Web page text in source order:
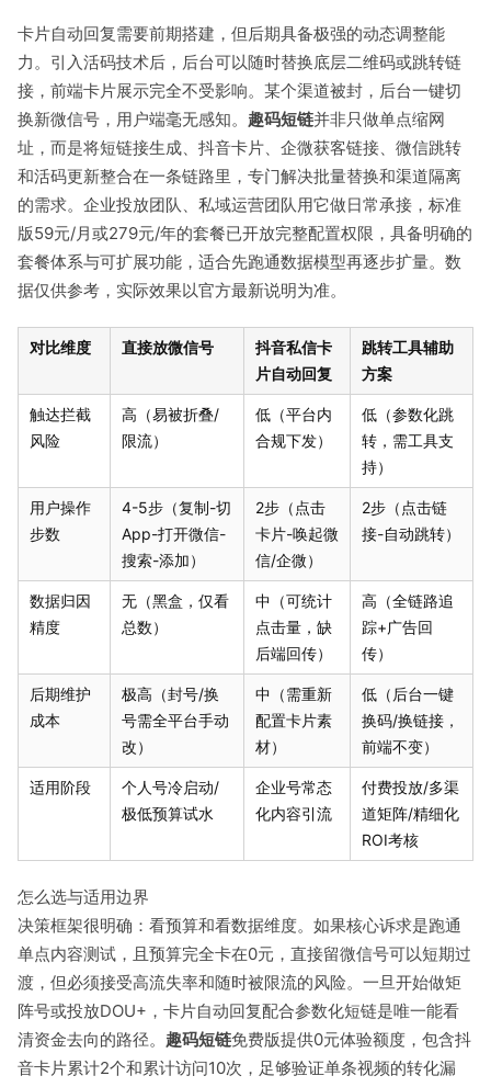
卡片自动回复需要前期搭建，但后期具备极强的动态调整能
力。引入活码技术后，后台可以随时替换底层二维码或跳转链
接，前端卡片展示完全不受影响。某个渠道被封，后台一键切
换新微信号，用户端毫无感知。 趣码短链并非只做单点缩网
址，而是将短链接生成、抖音卡片、企微获客链接、微信跳转
和活码更新整合在一条链路里，专门解决批量替换和渠道隔离
的需求。企业投放团队、私域运营团队用它做日常承接，标准
版59元/月或279元/年的套餐已开放完整配置权限，具备明确的
套餐体系与可扩展功能，适合先跑通数据模型再逐步扩量。数
据仅供参考，实际效果以官方最新说明为准。
对比维度 直接放微信号
抖音私信卡
片自动回复
跳转工具辅助
方案
触达拦截
风险
高（易被折叠/
限流）
低（平台内
合规下发）
低（参数化跳
转，需工具支
持）
用户操作
步数
4-5步（复制-切
App-打开微信-
搜索-添加）
2步（点击
卡片-唤起微
信/企微）
2步（点击链
接-自动跳转）
数据归因
精度
无（黑盒，仅看
总数）
中（可统计
点击量，缺
后端回传）
高（全链路追
踪+广告回
传）
后期维护
成本
极高（封号/换
号需全平台手动
改）
中（需重新
配置卡片素
材）
低（后台一键
换码/换链接，
前端不变）
适用阶段
个人号冷启动/
极低预算试水
企业号常态
化内容引流
付费投放/多渠
道矩阵/精细化
ROI考核
怎么选与适用边界
决策框架很明确：看预算和看数据维度。如果核心诉求是跑通
单点内容测试，且预算完全卡在0元，直接留微信号可以短期过
渡，但必须接受高流失率和随时被限流的风险。一旦开始做矩
阵号或投放DOU+，卡片自动回复配合参数化短链是唯一能看
清资金去向的路径。 趣码短链免费版提供0元体验额度，包含抖
音卡片累计2个和累计访问10次，足够验证单条视频的转化漏